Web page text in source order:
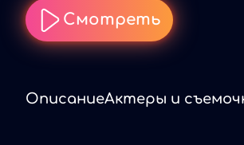
Смотреть
ОписаниеАктеры и